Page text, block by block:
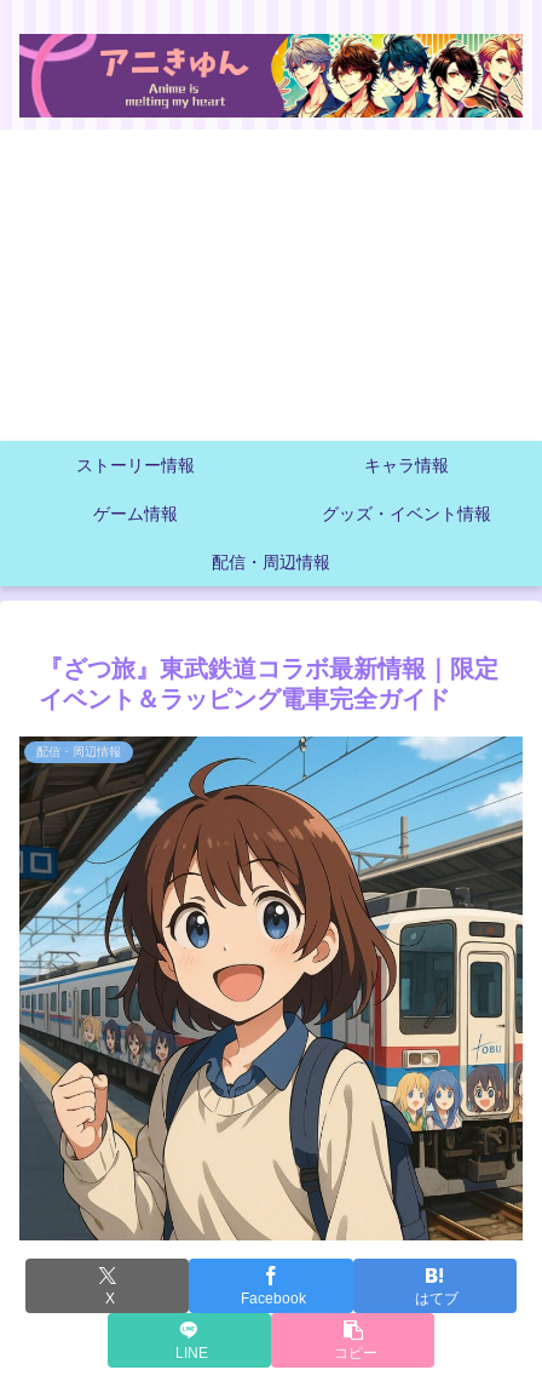
ストーリー情報 キャラ情報
ゲーム情報 グッズ・イベント情報
配信・周辺情報
『ざつ旅』東武鉄道コラボ最新情報｜限定
イベント＆ラッピング電車完全ガイド
配信・周辺情報
X Facebook はてブ
LINE コピー